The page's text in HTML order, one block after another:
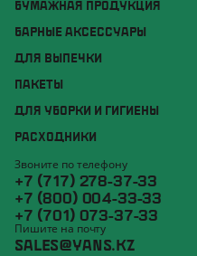
БУМАЖНАЯ ПРОДУКЦИЯ
БАРНЫЕ АКСЕССУАРЫ
ДЛЯ ВЫПЕЧКИ
ПАКЕТЫ
ДЛЯ УБОРКИ И ГИГИЕНЫ
РАСХОДНИКИ
Звоните по телефону
+7 (717) 278-37-33
+7 (800) 004-33-33
+7 (701) 073-37-33
Пишите на почту
SALES@YANS.KZ